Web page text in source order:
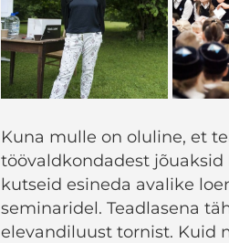
Kuna mulle on oluline, et
töövaldkondadest
kutseid esineda avalike
seminaridel. Teadlasena
elevandiluust tornist. Kuid